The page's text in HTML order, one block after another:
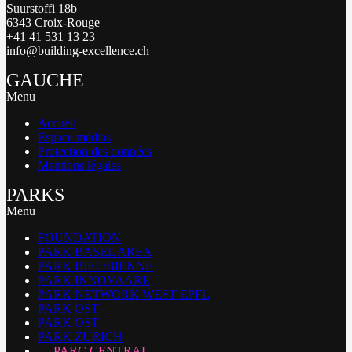
Suurstoffi 18b
6343 Croix-Rouge
+41 41 531 13 23
info@building-excellence.ch
GAUCHE
Menu
Accueil
Espace médias
Protection des données
Mentions légales
PARKS
Menu
FOUNDATION
PARK BASEL AREA
PARK BIEL/BIENNE
PARK INNOVAARE
PARK NETWORK WEST EPFL
PARK OST
PARK OST
PARK ZURICH